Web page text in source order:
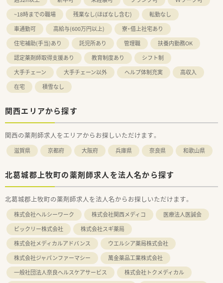
~18時までの職場
残業なし(ほぼなし含む)
転勤なし
車通勤可
高給与(600万円以上)
寮・借上社宅あり
住宅補助(手当)あり
託児所あり 管理職
扶養内勤務OK
認定薬剤師取得支援あり
教育制度あり
シフト制
大手チェーン
大手チェーン以外 ヘルプ体制充実
高収入
在宅
積雪なし
関西エリアから探す
関西の薬剤師求人をエリアからお探しいただけます。
滋賀県 京都府 大阪府 兵庫県 奈良県 和歌山県
北葛城郡上牧町の薬剤師求人を法人名から探す
北葛城郡上牧町の薬剤師求人を法人名からお探しいただけます。
株式会社ヘルシーワーク 株式会社関西メディコ
医療法人医誠会
ビックリー株式会社
株式会社スギ薬局
株式会社メディカルアドバンス
ウエルシア薬局株式会社
株式会社ジャパンファーマシー
萬金薬品工業株式会社
一般社団法人奈良ヘルスケアサービス
株式会社トクメディカル